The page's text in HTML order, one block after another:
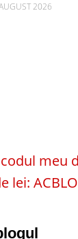
2026
meu
lei: